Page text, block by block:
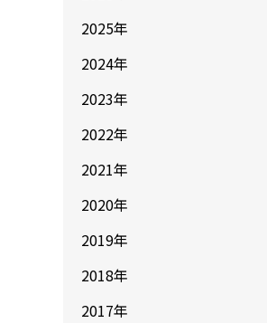
2025年
2024年
2023年
2022年
2021年
2020年
2019年
2018年
2017年